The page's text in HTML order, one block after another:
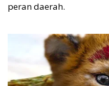
peran daerah.